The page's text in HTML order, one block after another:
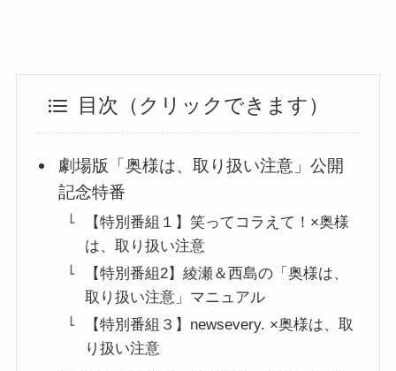
目次（クリックできます）
劇場版「奥様は、取り扱い注意」公開
記念特番
【特別番組１】笑ってコラえて！×奥様
は、取り扱い注意
【特別番組2】綾瀬＆西島の「奥様は、
取り扱い注意」マニュアル
【特別番組３】newsevery. ×奥様は、取
り扱い注意